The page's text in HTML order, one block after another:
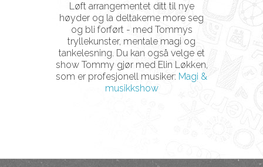
Løft arrangementet ditt til nye
høyder og la deltakerne more seg
og bli forført - med Tommys
tryllekunster, mentale magi og
tankelesning. Du kan også velge et
show Tommy gjør med Elin Løkken,
som er profesjonell musiker: Magi &
musikkshow